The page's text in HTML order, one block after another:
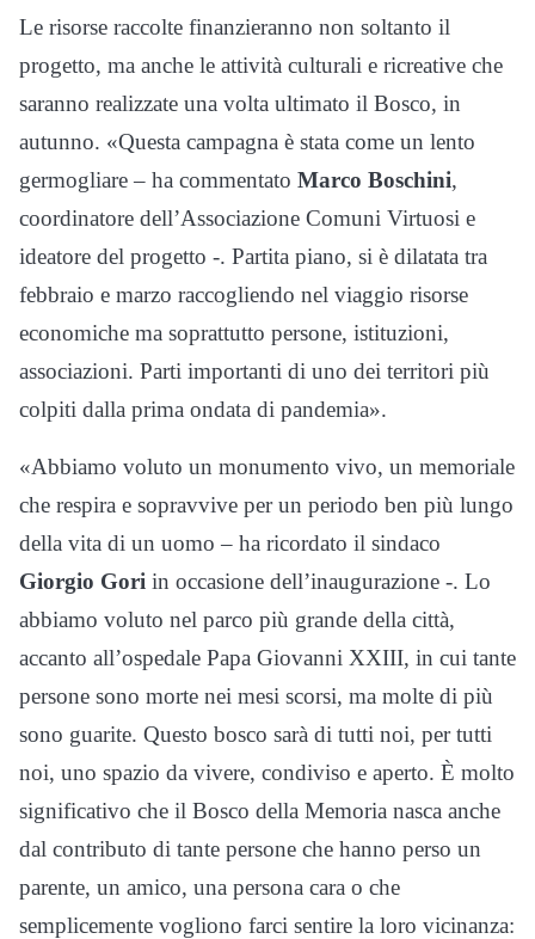
Le risorse raccolte finanzieranno non soltanto il
progetto, ma anche le attività culturali e ricreative che
saranno realizzate una volta ultimato il Bosco, in
autunno. «Questa campagna è stata come un lento
germogliare – ha commentato Marco Boschini,
coordinatore dell’Associazione Comuni Virtuosi e
ideatore del progetto -. Partita piano, si è dilatata tra
febbraio e marzo raccogliendo nel viaggio risorse
economiche ma soprattutto persone, istituzioni,
associazioni. Parti importanti di uno dei territori più
colpiti dalla prima ondata di pandemia».
«Abbiamo voluto un monumento vivo, un memoriale
che respira e sopravvive per un periodo ben più lungo
della vita di un uomo – ha ricordato il sindaco
Giorgio Gori in occasione dell’inaugurazione -. Lo
abbiamo voluto nel parco più grande della città,
accanto all’ospedale Papa Giovanni XXIII, in cui tante
persone sono morte nei mesi scorsi, ma molte di più
sono guarite. Questo bosco sarà di tutti noi, per tutti
noi, uno spazio da vivere, condiviso e aperto. È molto
significativo che il Bosco della Memoria nasca anche
dal contributo di tante persone che hanno perso un
parente, un amico, una persona cara o che
semplicemente vogliono farci sentire la loro vicinanza: